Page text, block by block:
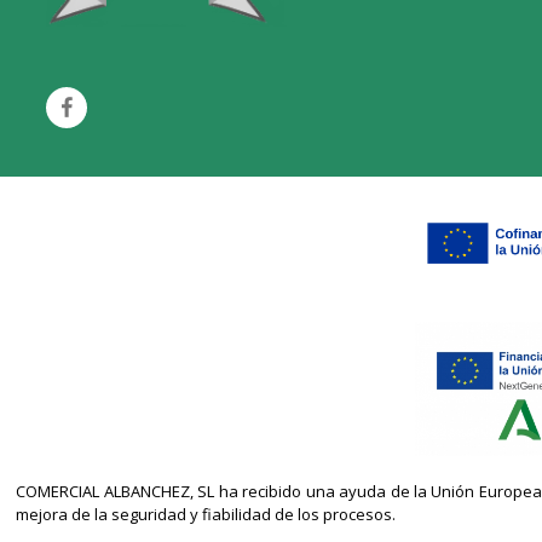
COMERCIAL ALBANCHEZ, SL ha recibido una ayuda de la Unión
mejora de la seguridad y fiabilidad de los procesos.